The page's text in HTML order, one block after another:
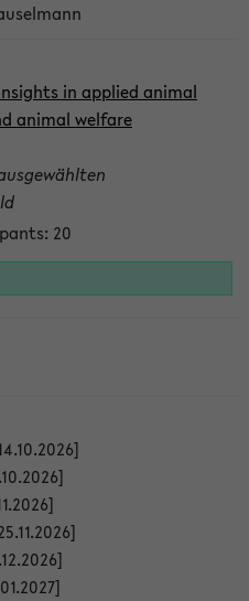
in applied animal
animal welfare
20